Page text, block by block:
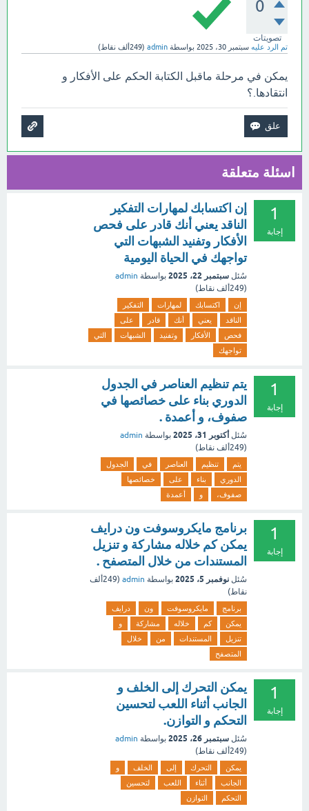
0
تصويتات
تم الرد عليه سبتمبر 30، 2025 بواسطة admin
(249ألف نقاط)
يمكن في مرحلة ماقبل الكتابة الحكم على الأفكار و
انتقادها.؟
اسئلة متعلقة
1
إجابة
إن اكتسابك لمهارات التفكير
الناقد يعني أنك قادر على فحص
الأفكار وتفنيد الشبهات التي
تواجهك في الحياة اليومية
سُئل سبتمبر 22، 2025 بواسطة admin
(249ألف نقاط)
إن اكتسابك لمهارات
التفكير
الناقد
يعني أنك قادر
على
فحص
الأفكار وتفنيد الشبهات
التي
تواجهك
1
إجابة
يتم تنظيم العناصر في الجدول
الدوري بناء على خصائصها في
صفوف، و أعمدة .
سُئل أكتوبر 31، 2025 بواسطة admin
(249ألف نقاط)
يتم تنظيم العناصر في
الجدول
الدوري
بناء على
خصائصها
صفوف،
و أعمدة
1
إجابة
برنامج مايكروسوفت ون درايف
يمكن كم خلاله مشاركة و تنزيل
المستندات من خلال المتصفح .
سُئل نوفمبر 5، 2025 بواسطة admin
(249ألف
نقاط)
برنامج مايكروسوفت ون
درايف
يمكن
كم خلاله مشاركة
و
تنزيل
المستندات من
خلال
المتصفح
1
إجابة
يمكن التحرك إلى الخلف و
الجانب أثناء اللعب لتحسين
التحكم و التوازن.
سُئل سبتمبر 26، 2025 بواسطة admin
(249ألف نقاط)
يمكن التحرك إلى الخلف
و
الجانب
أثناء اللعب
لتحسين
التحكم
التوازن